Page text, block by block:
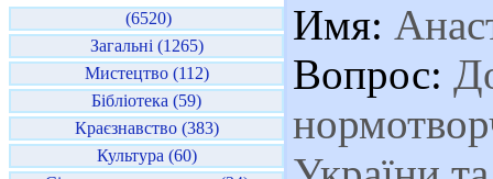
(6520)
Загальні (1265)
Мистецтво (112)
Бібліотека (59)
Краєзнавство (383)
Культура (60)
Имя:
Вопрос: